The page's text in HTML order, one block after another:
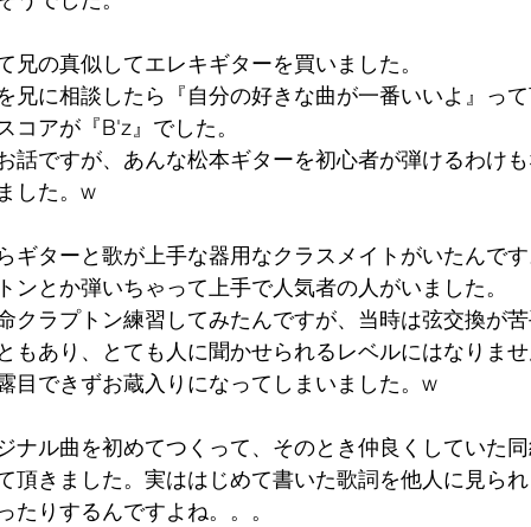
兄の真似してエレキギターを買いました。
兄に相談したら『自分の好きな曲が一番いいよ』っ
コアが『B'z』でした。
話ですが、あんな松本ギターを初心者が弾けるわけ
した。w
ギターと歌が上手な器用なクラスメイトがいたんで
ンとか弾いちゃって上手で人気者の人がいました。
クラプトン練習してみたんですが、当時は弦交換が
もあり、とても人に聞かせられるレベルにはなりま
目できずお蔵入りになってしまいました。w
ナル曲を初めてつくって、そのとき仲良くしていた
頂きました。実ははじめて書いた歌詞を他人に見ら
たりするんですよね。。。